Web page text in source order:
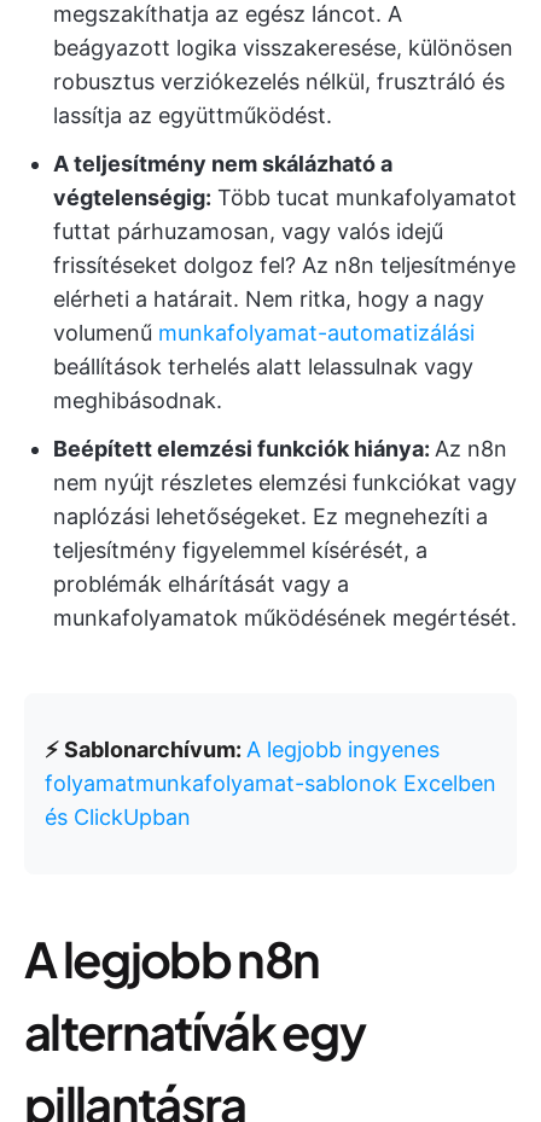
megszakíthatja az egész láncot. A
beágyazott logika visszakeresése, különösen
robusztus verziókezelés nélkül, frusztráló és
lassítja az együttműködést.
A teljesítmény nem skálázható a
végtelenségig: Több tucat munkafolyamatot
futtat párhuzamosan, vagy valós idejű
frissítéseket dolgoz fel? Az n8n teljesítménye
elérheti a határait. Nem ritka, hogy a nagy
volumenű munkafolyamat-automatizálási
beállítások terhelés alatt lelassulnak vagy
meghibásodnak.
Beépített elemzési funkciók hiánya: Az n8n
nem nyújt részletes elemzési funkciókat vagy
naplózási lehetőségeket. Ez megnehezíti a
teljesítmény figyelemmel kísérését, a
problémák elhárítását vagy a
munkafolyamatok működésének megértését.
⚡ Sablonarchívum: A legjobb ingyenes
folyamatmunkafolyamat-sablonok Excelben
és ClickUpban
A legjobb n8n
alternatívák egy
pillantásra